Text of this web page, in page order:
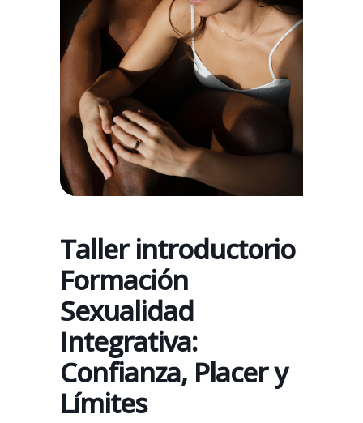
Taller introductorio
Formación
Sexualidad
Integrativa:
Confianza, Placer y
Límites